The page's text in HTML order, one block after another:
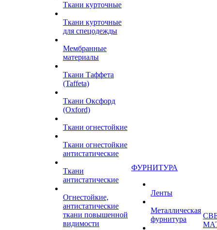
Ткани курточные
Ткани курточные
для спецодежды
Мембранные
материалы
Ткани Таффета
(Taffeta)
Ткани Оксфорд
(Oxford)
Ткани огнестойкие
Ткани огнестойкие
антистатические
Ткани
антистатические
Огнестойкие,
антистатические
ткани повышенной
видимости
ФУРНИТУРА
Ленты
Металлическая
фурнитура